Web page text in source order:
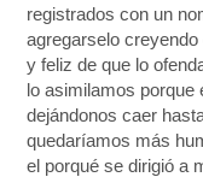
registrados con un
agregarselo
y feliz de que lo
lo asimilamos porque
dejándonos caer
quedaríamos más
el porqué se dirigió a